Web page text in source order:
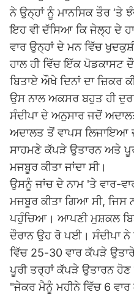
ਨੇ ਉਨ੍ਹਾਂ ਨੂੰ ਮਾਨਸਿਕ ਤੌਰ ‘ਤੇ
ਇਹ ਵੀ ਦੱਸਿਆ ਕਿ ਜੇਲ੍ਹ ਦੇ
ਵਾਰ ਉਨ੍ਹਾਂ ਦੇ ਮਨ ਵਿੱਚ
ਹਾਲ ਹੀ ਵਿੱਚ ਇੱਕ ਪੋਡਕਾਸਟ
ਬਿਤਾਏ ਔਖੇ ਦਿਨਾਂ ਦਾ ਜ਼ਿਕਰ
ਉਸ ਨਾਲ ਅਕਸਰ ਬਹੁਤ ਹੀ
ਸੰਦੀਪਾ ਦੇ ਅਨੁਸਾਰ ਜਦੋਂ
ਅਦਾਲਤ ਤੋਂ ਵਾਪਸ ਲਿਜਾਇਆ
ਸਾਹਮਣੇ ਕੱਪੜੇ ਉਤਾਰਨ ਅਤੇ
ਮਜਬੂਰ ਕੀਤਾ ਜਾਂਦਾ ਸੀ।
ਉਸਨੂੰ ਜਾਂਚ ਦੇ ਨਾਮ 'ਤੇ ਵਾਰ-
ਮਜਬੂਰ ਕੀਤਾ ਗਿਆ ਸੀ, ਜਿਸ
ਪਹੁੰਚਿਆ। ਆਪਣੀ ਮੁਸ਼ਕਲ
ਦੌਰਾਨ ਉਹ ਰੋ ਪਈ। ਸੰਦੀਪਾ ਨੇ
ਵਿੱਚ 25-30 ਵਾਰ ਕੱਪੜੇ
ਪੂਰੀ ਤਰ੍ਹਾਂ ਕੱਪੜੇ ਉਤਾਰਨ
"ਜੇਕਰ ਮੈਨੂੰ ਮਹੀਨੇ ਵਿੱਚ 6